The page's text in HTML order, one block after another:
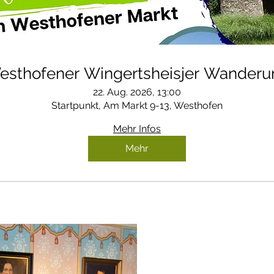
Wingertsheisjer
22. Aug. 2026, 13:00
Startpunkt, Am Markt 9-13, Westhofen
Mehr Infos
Mehr